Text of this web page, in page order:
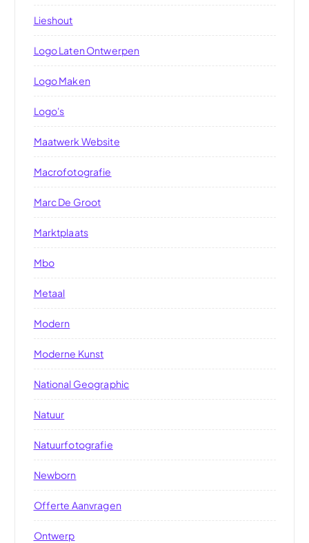
Lieshout
Logo Laten Ontwerpen
Logo Maken
Logo's
Maatwerk Website
Macrofotografie
Marc De Groot
Marktplaats
Mbo
Metaal
Modern
Moderne Kunst
National Geographic
Natuur
Natuurfotografie
Newborn
Offerte Aanvragen
Ontwerp